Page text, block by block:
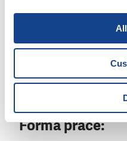
Lidé s nižšími
Lidé, kteří aktivně a
Oběti domácího násilí
Příslušníci etnické
Senioři
Forma práce: